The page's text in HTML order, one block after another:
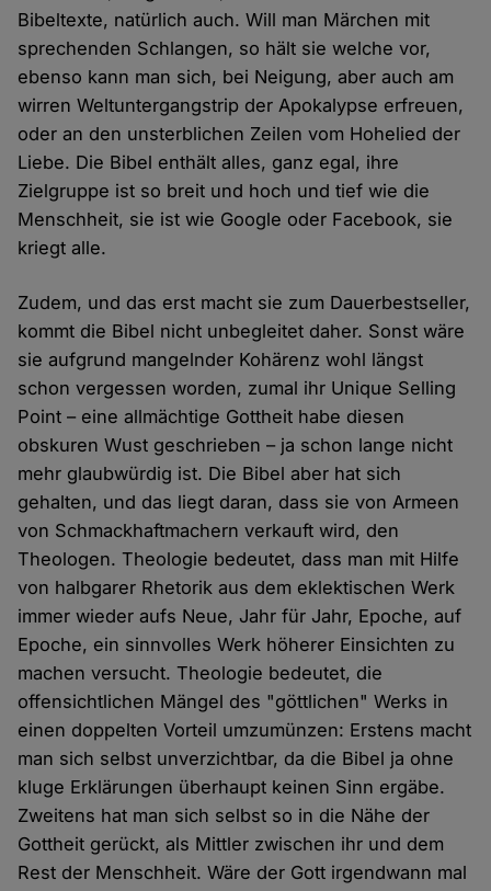
Bibeltexte, natürlich auch. Will man Märchen mit
sprechenden Schlangen, so hält sie welche vor,
ebenso kann man sich, bei Neigung, aber auch am
wirren Weltuntergangstrip der Apokalypse erfreuen,
oder an den unsterblichen Zeilen vom Hohelied der
Liebe. Die Bibel enthält alles, ganz egal, ihre
Zielgruppe ist so breit und hoch und tief wie die
Menschheit, sie ist wie Google oder Facebook, sie
kriegt alle.
Zudem, und das erst macht sie zum Dauerbestseller,
kommt die Bibel nicht unbegleitet daher. Sonst wäre
sie aufgrund mangelnder Kohärenz wohl längst
schon vergessen worden, zumal ihr Unique Selling
Point – eine allmächtige Gottheit habe diesen
obskuren Wust geschrieben – ja schon lange nicht
mehr glaubwürdig ist. Die Bibel aber hat sich
gehalten, und das liegt daran, dass sie von Armeen
von Schmackhaftmachern verkauft wird, den
Theologen. Theologie bedeutet, dass man mit Hilfe
von halbgarer Rhetorik aus dem eklektischen Werk
immer wieder aufs Neue, Jahr für Jahr, Epoche, auf
Epoche, ein sinnvolles Werk höherer Einsichten zu
machen versucht. Theologie bedeutet, die
offensichtlichen Mängel des "göttlichen" Werks in
einen doppelten Vorteil umzumünzen: Erstens macht
man sich selbst unverzichtbar, da die Bibel ja ohne
kluge Erklärungen überhaupt keinen Sinn ergäbe.
Zweitens hat man sich selbst so in die Nähe der
Gottheit gerückt, als Mittler zwischen ihr und dem
Rest der Menschheit. Wäre der Gott irgendwann mal